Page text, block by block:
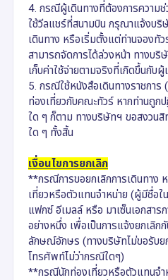
4. กรณีผู้เดินทางที่ต้องการความช่
ใช้วีลแชร์ที่สนามบิน กรุณาแจ้งบริ
เดินทาง หรือเริ่มตั้งแต่ท่านจองทั
สามารถจัดการได้ล่วงหน้า ทางบริ
เก็บค่าใช้จ่ายตามจริงที่เกิดขึ้นกับผู้
5. กรณีใช้หนังสือเดินทางราชการ
ท่องเที่ยวกับคณะทัวร์ หากท่านถูกป
ใด ๆ ก็ตาม ทางบริษัทฯ ขอสงวน
ใด ๆ ทั้งสิ้น
เงื่อนไขการยกเลิก
**กรณีการขอยกเลิกการเดินทาง
เที่ยวหรือตัวแทนจำหน่าย (ผู้มีชื่อใ
แฟกซ์ อีเมลล์ หรือ มาเซ็นเอกสาร
อย่างหนึ่ง เพื่อเป็นการแจ้งยกเลิก
ลักษณ์อักษร (ทางบริษัทไม่ขอรับย
โทรศัพท์ไม่ว่ากรณีใดๆ)
**กรณีนักท่องเที่ยวหรือตัวแทนจำ